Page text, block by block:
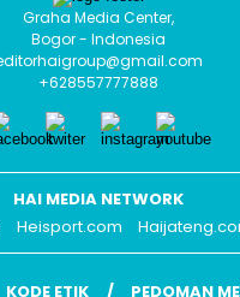
Graha Media Center,
Bogor - Indonesia
+628557777888
HAI MEDIA NETWORK
Heisport.com
KODE ETIK PEDOMAN